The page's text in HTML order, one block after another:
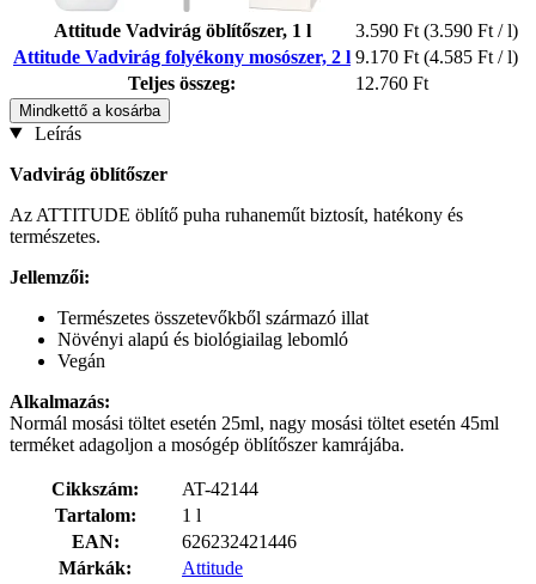
Attitude Vadvirág öblítőszer, 1 l 3.590 Ft (3.590 Ft / l)
Attitude Vadvirág folyékony mosószer, 2 l 9.170 Ft (4.585 Ft / l)
Teljes összeg:
12.760 Ft
Mindkettő a kosárba
Leírás
Vadvirág öblítőszer
Az ATTITUDE öblítő puha ruhaneműt biztosít, hatékony és
természetes.
Jellemzői:
Természetes összetevőkből származó illat
Növényi alapú és biológiailag lebomló
Vegán
Alkalmazás:
Normál mosási töltet esetén 25ml, nagy mosási töltet esetén 45ml
terméket adagoljon a mosógép öblítőszer kamrájába.
Cikkszám:
AT-42144
Tartalom:
1 l
EAN:
626232421446
Márkák:
Attitude